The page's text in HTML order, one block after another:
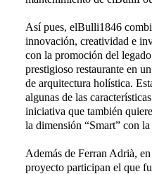
Así pues, elBulli1846
innovación, creatividad e
con la promoción del
prestigioso restaurante en
de arquitectura holística.
algunas de las
iniciativa que también
la dimensión “Smart” con la
Además de Ferran Adrià, en
proyecto participan el que